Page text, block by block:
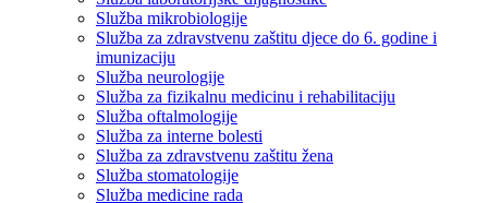
Služba mikrobiologije
Služba za zdravstvenu zaštitu djece do 6. godine i
imunizaciju
Služba neurologije
Služba za fizikalnu medicinu i rehabilitaciju
Služba oftalmologije
Služba za interne bolesti
Služba za zdravstvenu zaštitu žena
Služba stomatologije
Služba medicine rada